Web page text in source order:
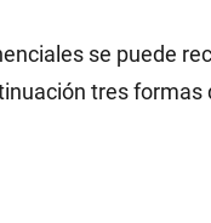
se puede
tres